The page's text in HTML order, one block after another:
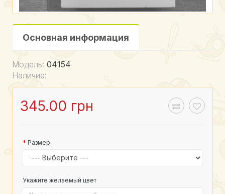
Основная информация
Модель: 04154
Наличие:
345.00 грн
Размер
Укажите желаемый цвет